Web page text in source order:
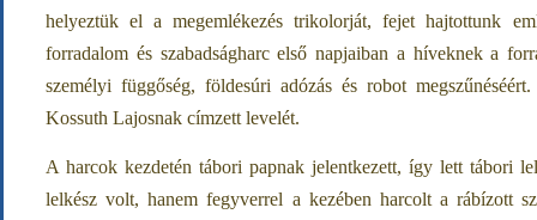
helyeztük el a megemlékezés trikolorját, fejet hajtottunk
forradalom és szabadságharc első napjaiban a híveknek a
személyi függőség, földesúri adózás és robot
Kossuth Lajosnak címzett levelét.
A harcok kezdetén tábori papnak jelentkezett, így lett tábori
lelkész volt, hanem fegyverrel a kezében harcolt a rábízott